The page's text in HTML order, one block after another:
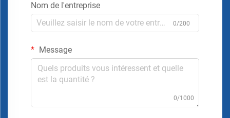
Nom de l'entreprise
0/200
Message
0/1000